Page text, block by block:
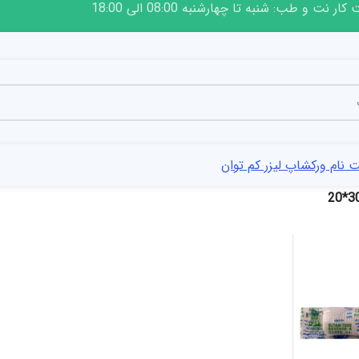
نت و طب: شنبه تا چهارشنبه 08:00 الی 18:00
نام ورکشاپ لیزر کم توان